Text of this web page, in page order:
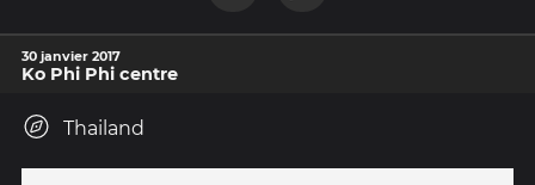
30 janvier 2017
Ko Phi Phi centre
Thailand